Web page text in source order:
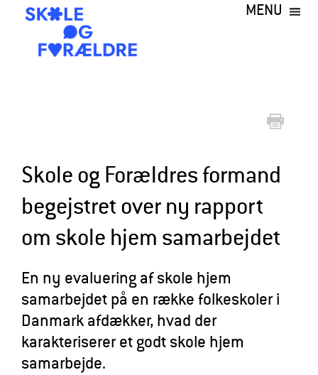
hovedindhold
e
o
g
F
r
æ
d
MENU
Skole og Forældres formand
begejstret over ny rapport
om skole hjem samarbejdet
En ny evaluering af skole hjem
samarbejdet på en række folkeskoler i
Danmark afdækker, hvad der
karakteriserer et godt skole hjem
samarbejde.